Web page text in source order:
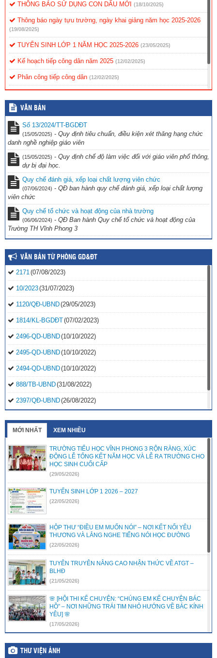
THÔNG BÁO SỬ DỤNG CON DẤU MỚI (18/10/2025)
Thông báo ngày tựu trường, ngày khai giảng năm học 2025-2026
(19/08/2025)
TUYỂN SINH LỚP 1 NĂM HỌC 2025-2026 (23/05/2025)
Kế hoạch tiếp công dân năm 2025 (12/02/2025)
Phân công tiếp công dân (12/02/2025)
Quy chế tiếp công dân
VĂN BẢN
Số 13/2024/TT-BGDĐT
(15/05/2025) - Quy định tiêu chuẩn, điều kiện xét thăng hạng chức
danh nghề nghiệp giáo viên
(15/05/2025) - Quy định chế độ làm việc đối với giáo viên phổ thông,
dự bị đại học.
Quy chế đánh giá, xếp loại chất lượng viên chức
(07/06/2024) - QĐ ban hành quy chế đánh giá, xếp loại chất lượng
viên chức
Quy chế tổ chức và hoạt động của nhà trường
(06/06/2024) - QĐ Ban hành Quy chế tổ chức và hoạt động của
Trường TH Vĩnh Phong 3
VĂN BẢN TỪ PHÒNG GD&ĐT
2171(07/08/2023)
10/2023(31/07/2023)
1120/QĐ-UBND(29/05/2023)
1814/KL-BGDĐT(07/02/2023)
2496-QD-UBND(10/10/2022)
2495-QD-UBND(10/10/2022)
2494-QD-UBND(10/10/2022)
888/TB-UBND(31/08/2022)
2397/QĐ-UBND(26/08/2022)
MỚI NHẤT XEM NHIỀU
TRƯỜNG TIỂU HỌC VĨNH PHONG 3 RỘN RÀNG, XÚC
ĐỘNG LỄ TỔNG KẾT NĂM HỌC VÀ LỄ RA TRƯỜNG CHO
HỌC SINH CUỐI CẤP
(29/05/2026)
TUYỂN SINH LỚP 1 2026 – 2027
(22/05/2026)
HỘP THƯ “ĐIỀU EM MUỐN NÓI” – NƠI KẾT NỐI YÊU
THƯƠNG VÀ LẮNG NGHE TIẾNG NÓI HỌC ĐƯỜNG
(22/05/2026)
TUYÊN TRUYÊN NÂNG CAO NHẬN THỨC VỀ ATGT –
BLHĐ
(21/05/2026)
🌸 [HỘI THI KỂ CHUYỆN: “CHÚNG EM KỂ CHUYỆN BÁC
HỒ” – NƠI NHỮNG TRÁI TIM NHỎ HƯỚNG VỀ BÁC KÍNH
YÊU] 🌸
(17/05/2026)
LIÊN ĐỘI TRƯỜNG TIỂU HỌC VĨNH PHONG 3 RỘN RÀNG
RA MẮT CÂU LẠC BỘ VĂN NGHỆ – ƯƠM MẦM TÀI NĂNG
THƯ VIỆN ẢNH